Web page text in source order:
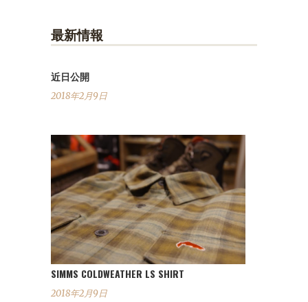
最新情報
近日公開
2018年2月9日
SIMMS COLDWEATHER LS SHIRT
2018年2月9日